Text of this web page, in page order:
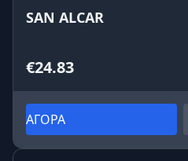
SAN ALCAR
€24.83
ΑΓΟΡΑ